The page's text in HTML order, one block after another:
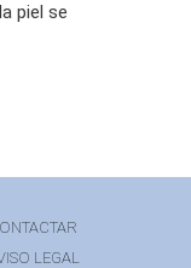
piel se
LEGAL